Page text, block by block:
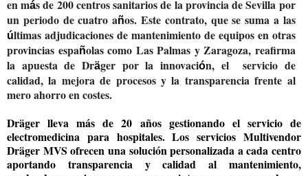
en más de 200 centros sanitarios de la provincia de Sevilla por
un periodo de cuatro años. Este contrato, que se suma a las
últimas adjudicaciones de mantenimiento de equipos en otras
provincias españolas como Las Palmas y Zaragoza, reafirma
la apuesta de Dräger por la innovación, el servicio de
calidad, la mejora de procesos y la transparencia frente al
mero ahorro en costes.
Dräger lleva más de 20 años gestionando el servicio de
electromedicina para hospitales. Los servicios Multivendor
Dräger MVS ofrecen una solución personalizada a cada centro
aportando transparencia y calidad al mantenimiento,